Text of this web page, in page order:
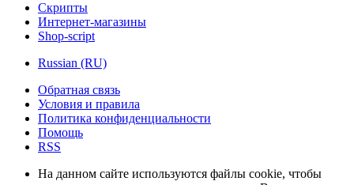
Скрипты
Интернет-магазины
Shop-script
Russian (RU)
Обратная связь
Условия и правила
Политика конфиденциальности
Помощь
RSS
На данном сайте используются файлы cookie, чтобы